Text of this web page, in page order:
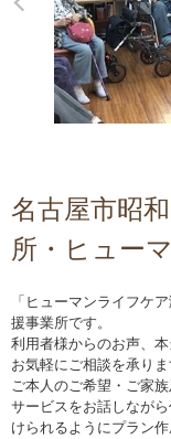
名古屋市昭
所・ヒュー
「ヒューマンライフケ
援事業所です。
利用者様からのお声、
お気軽にご相談を承りま
ご本人のご希望・ご家
サービスをお話しなが
けられるようにプラン作